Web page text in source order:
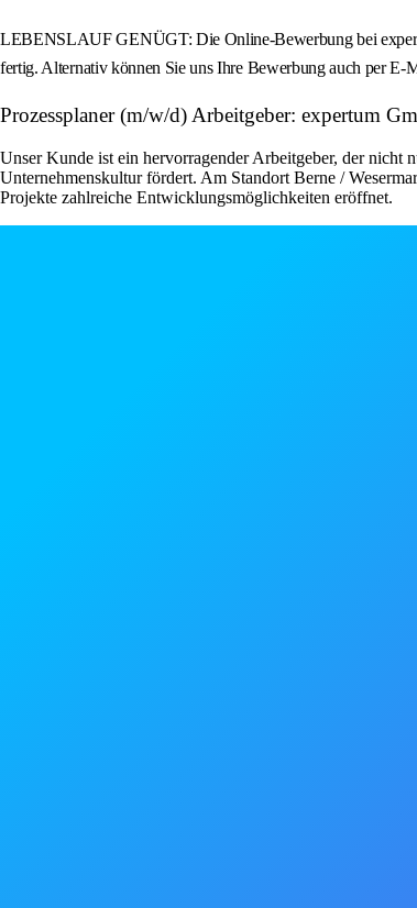
LEBENSLAUF GENÜGT: Die Online-Bewerbung bei
fertig. Alternativ können Sie uns Ihre Bewerbung auch per E-
Prozessplaner (m/w/d) Arbeitgeber: expertum
Unser Kunde ist ein hervorragender Arbeitgeber, der nicht
Unternehmenskultur fördert. Am Standort Berne /
Projekte zahlreiche Entwicklungsmöglichkeiten eröffnet.